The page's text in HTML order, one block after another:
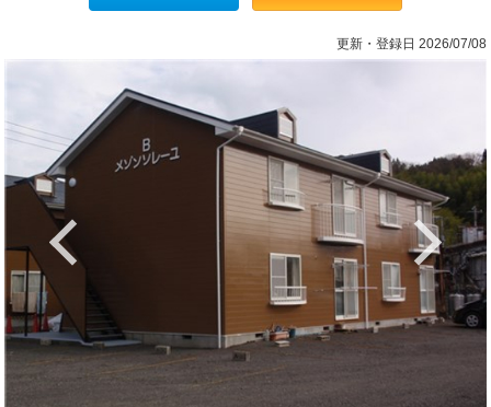
更新・登録日 2026/07/08
Previous